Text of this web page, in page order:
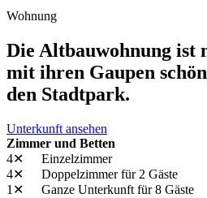
Wohnung
Die Altbauwohnung ist
mit ihren Gaupen
den Stadtpark.
Unterkunft ansehen
Zimmer und Betten
4✕
Einzelzimmer
4✕
Doppelzimmerfür 2 Gäste
1✕
Ganze Unterkunft für 8 Gäste